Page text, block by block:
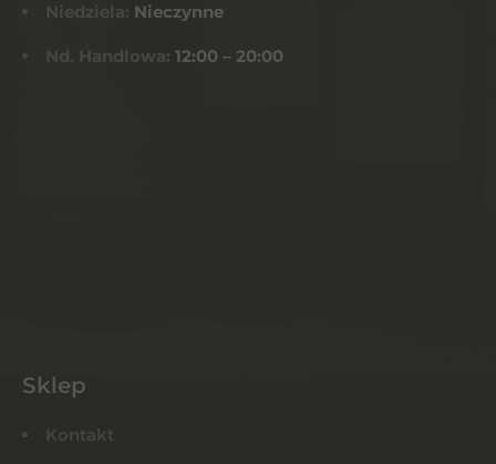
Niedziela: Nieczynne
Nd. Handlowa: 12:00 – 20:00
Sklep
Kontakt